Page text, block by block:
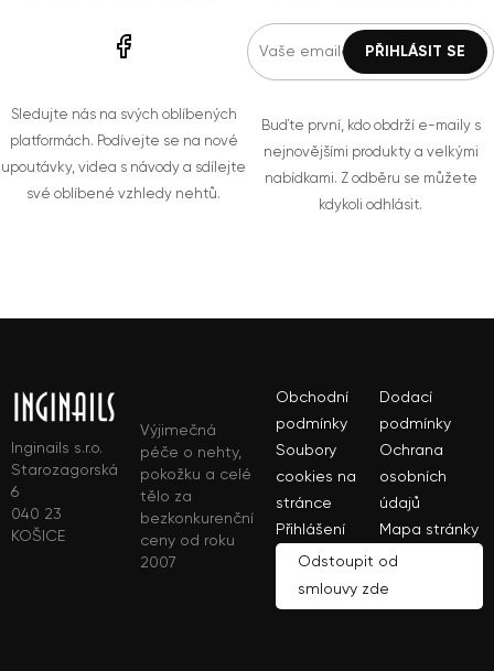
Sledujte nás na svých oblíbených
platformách. Podívejte se na nové
upoutávky, videa s návody a sdílejte
své oblíbené vzhledy nehtů.
Buďte první, kdo obdrží e-maily s
nejnovějšími produkty a velkými
nabídkami. Z odběru se můžete
kdykoli odhlásit.
Inginails s.r.o.
Starozagorská
6
040 23
KOŠICE
Výjimečná
péče o nehty,
pokožku a celé
tělo za
bezkonkurenční
ceny od roku
2007
Obchodní
podmínky
Dodací
podmínky
Soubory
cookies na
stránce
Ochrana
osobních
údajů
Přihlášení
Mapa stránky
Odstoupit od
smlouvy zde